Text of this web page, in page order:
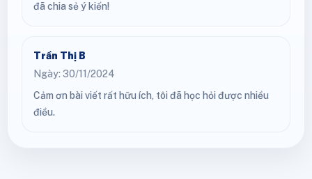
đã chia sẻ ý kiến!
Trần Thị B
Ngày: 30/11/2024
Cảm ơn bài viết rất hữu ích, tôi đã học hỏi được nhiều
điều.